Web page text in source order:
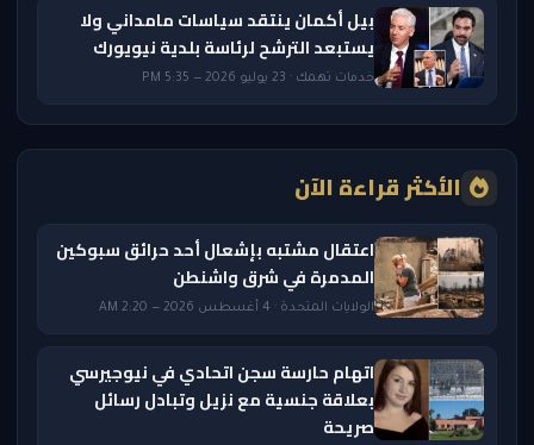
بيل أكمان ينتقد سياسات مامداني ولا
يستبعد الترشح لرئاسة بلدية نيويورك
خدمات تهمك · 23 يوليو 2026 — 5:35 PM
الأكثر قراءة الآن
اعتقال مشتبه بإشعال أحد حرائق سبوكين
المدمرة في شرق واشنطن
الولايات المتحدة · 4 أغسطس 2026 — 2:20 AM
اتهام حارسة سجن اتحادي في نيوجيرسي
بعلاقة جنسية مع نزيل وتبادل رسائل
صريحة